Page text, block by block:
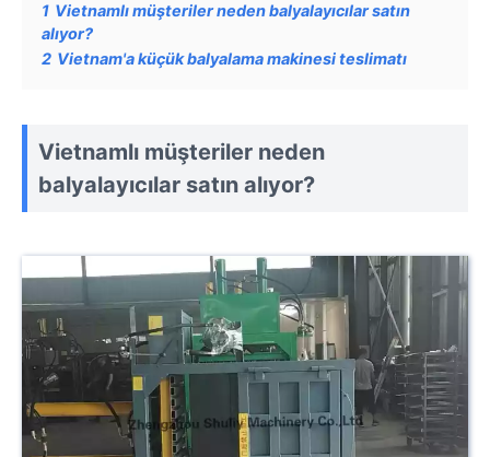
1 Vietnamlı müşteriler neden balyalayıcılar satın
alıyor?
2 Vietnam'a küçük balyalama makinesi teslimatı
Vietnamlı müşteriler neden
balyalayıcılar satın alıyor?